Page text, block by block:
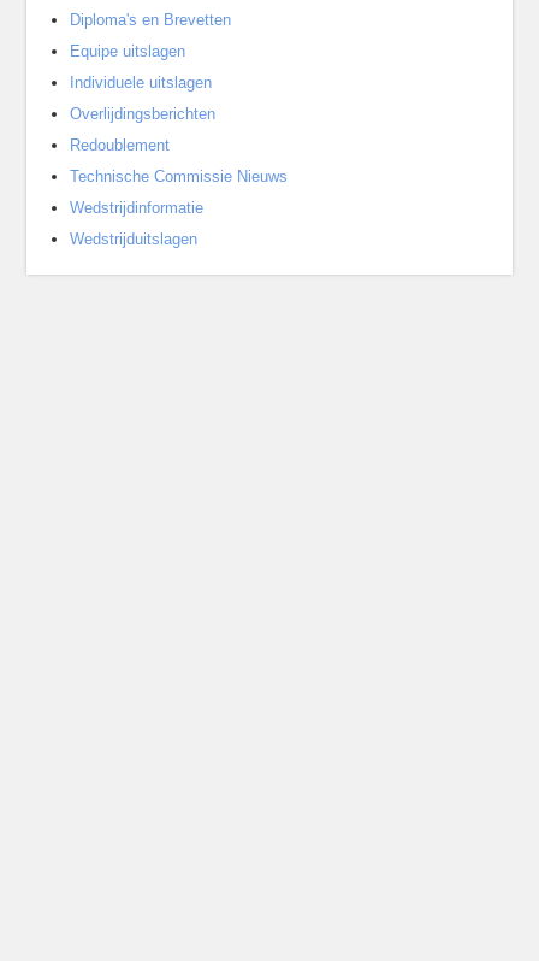
Diploma's en Brevetten
Equipe uitslagen
Individuele uitslagen
Overlijdingsberichten
Redoublement
Technische Commissie Nieuws
Wedstrijdinformatie
Wedstrijduitslagen